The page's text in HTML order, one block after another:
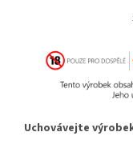
Uchovávejte